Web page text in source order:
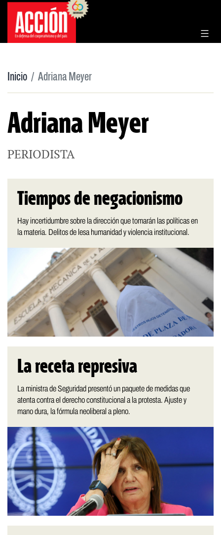
Saltar
contenido
Inicio Adriana Meyer
Adriana Meyer
PERIODISTA
Tiempos de negacionismo
Hay incertidumbre sobre la dirección que tomarán las políticas en
la materia. Delitos de lesa humanidad y violencia institucional.
La receta represiva
La ministra de Seguridad presentó un paquete de medidas que
atenta contra el derecho constitucional a la protesta. Ajuste y
mano dura, la fórmula neoliberal a pleno.